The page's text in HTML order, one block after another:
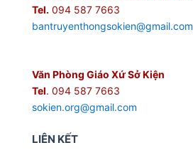
Tel. 094 587 7663
bantruyenthongsokien@gmail.com
Văn Phòng Giáo Xứ Sở Kiện
Tel. 094 587 7663
sokien.org@gmail.com
LIÊN KẾT